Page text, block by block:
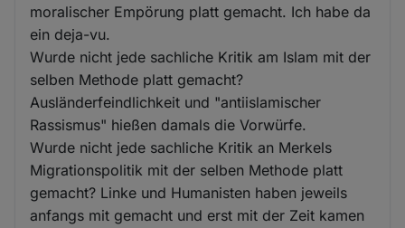
moralischer Empörung platt gemacht. Ich habe da
ein deja-vu.
Wurde nicht jede sachliche Kritik am Islam mit der
selben Methode platt gemacht?
Ausländerfeindlichkeit und "antiislamischer
Rassismus" hießen damals die Vorwürfe.
Wurde nicht jede sachliche Kritik an Merkels
Migrationspolitik mit der selben Methode platt
gemacht? Linke und Humanisten haben jeweils
anfangs mit gemacht und erst mit der Zeit kamen